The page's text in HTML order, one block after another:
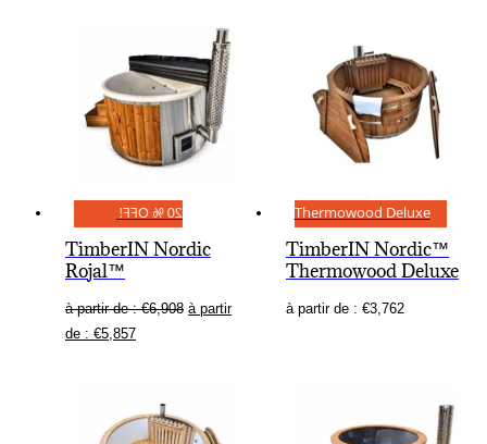
20 % OFF!
TimberIN Nordic
Rojal™
à partir de :€6,908 à partir
de : €5,857
Thermowood Deluxe
TimberIN Nordic™
Thermowood Deluxe
à partir de : €3,762